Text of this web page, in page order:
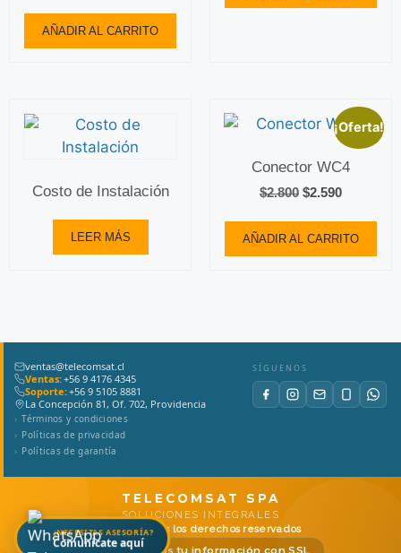
AÑADIR AL CARRITO
Costo de Instalación
LEER MÁS
¡Oferta!
Conector WC4
$2.800 $2.590
AÑADIR AL CARRITO
ventas@telecomsat.cl
Ventas:+56 9 4176 4345
Soporte:+56 9 5105 8881
La Concepción 81, Of. 702, Providencia
SÍGUENOS
Términos y condiciones
Políticas de privacidad
Políticas de garantía
TELECOMSAT SPA
SOLUCIONES INTEGRALES
© 2026Todos los derechos reservados
Protegemos tu información con SSL
¿NECESITAS ASESORÍA?
Comunícate aquí